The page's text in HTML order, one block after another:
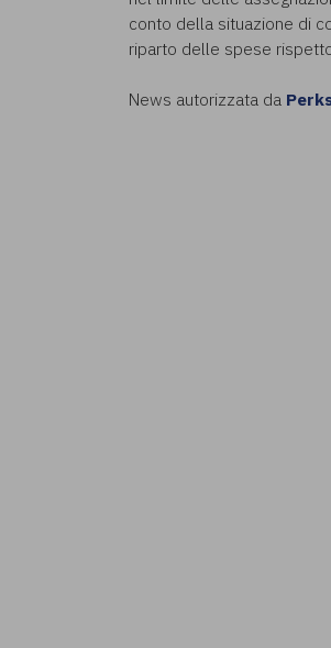
conto della situazione di
riparto delle spese
News autorizzata da